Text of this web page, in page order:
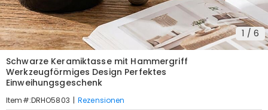
1 / 6
Schwarze Keramiktasse mit Hammergriff
Werkzeugförmiges Design Perfektes
Einweihungsgeschenk
Item#:DRHO5803 | Rezensionen